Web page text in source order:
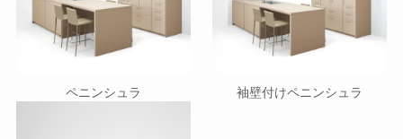
ペニンシュラ 袖壁付けペニンシュラ